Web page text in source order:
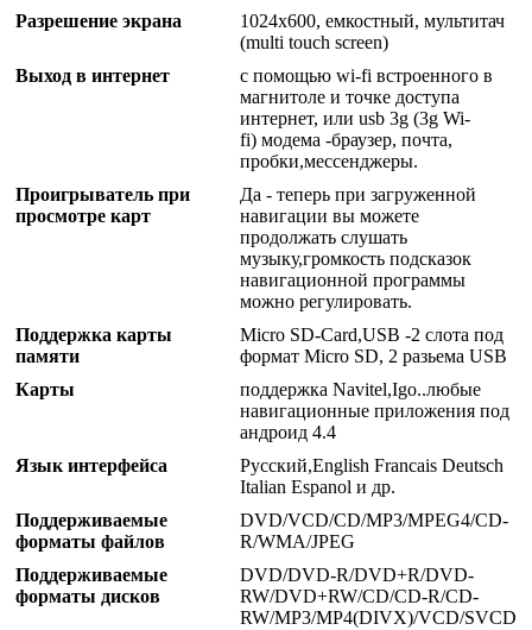
Разрешение экрана
1024x600, емкостный, мультитач
(multi touch screen)
Выход в интернет
с помощью wi-fi встроенного в
магнитоле и точке доступа
интернет, или usb 3g (3g Wi-
fi) модема -браузер, почта,
пробки,мессенджеры.
Проигрыватель при
просмотре карт
Да - теперь при загруженной
навигации вы можете
продолжать слушать
музыку,громкость подсказок
навигационной программы
можно регулировать.
Поддержка карты
памяти
Micro SD-Card,USB -2 слота под
формат Micro SD, 2 разьема USB
Карты
поддержка Navitel,Igo..любые
навигационные приложения под
андроид 4.4
Язык интерфейса
Русский,English Francais Deutsch
Italian Espanol и др.
Поддерживаемые
форматы файлов
DVD/VCD/CD/MP3/MPEG4/CD-
R/WMA/JPEG
Поддерживаемые
форматы дисков
DVD/DVD-R/DVD+R/DVD-
RW/DVD+RW/CD/CD-R/CD-
RW/MP3/MP4(DIVX)/VCD/SVCD